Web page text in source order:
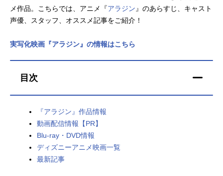
アニメ映画一覧 実写化映画一覧
今期アニメ曜日別一覧
春アニメ 夏アニメ
FOLLOW US
メ作品。こちらでは、アニメ『アラジン 』のあらすじ、キャスト
声優、スタッフ、オススメ記事をご紹介！
実写化映画『アラジン』の情報はこちら
目次
『アラジン』作品情報
動画配信情報【PR】
Blu-ray・DVD情報
ディズニーアニメ映画一覧
最新記事